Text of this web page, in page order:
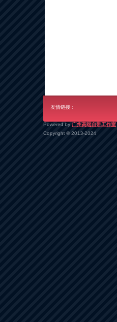
友情链接：
Powered by 广州高端自带工作室
Copyright © 2013-2024